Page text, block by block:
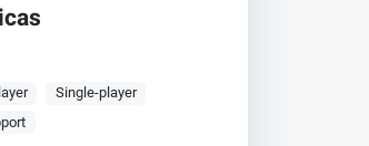
Single-player